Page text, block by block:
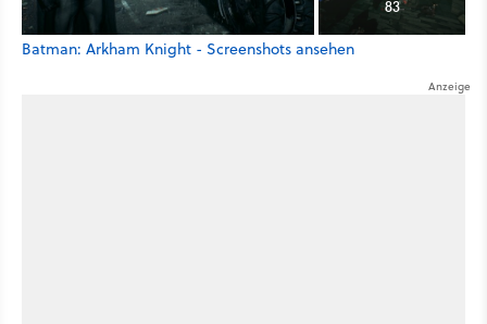
83
Batman: Arkham Knight - Screenshots ansehen